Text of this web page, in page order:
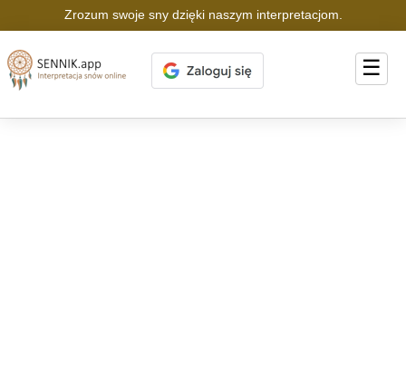
Zrozum swoje sny dzięki naszym interpretacjom.
☰